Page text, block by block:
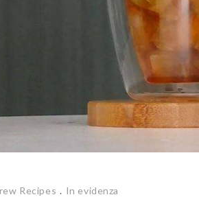
Recipes . In evidenza